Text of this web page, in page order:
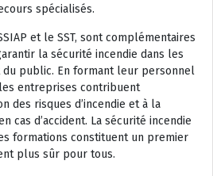
spécialisés.
et le SST, sont complémentaires
la sécurité incendie dans les
public. En formant leur personnel
entreprises contribuent
des risques d’incendie et à la
cas d’accident. La sécurité incendie
formations constituent un premier
plus sûr pour tous.